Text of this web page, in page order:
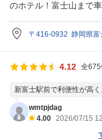
のホテル！富士山まで
〒416-0932 静岡県富
4.12 全675
新富士駅前で利便性が高
wmtpjdag
4.00 2026/07/15